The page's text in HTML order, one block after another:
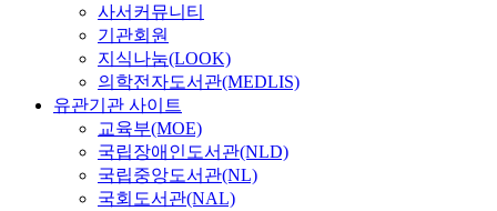
사서커뮤니티
기관회원
지식나눔(LOOK)
의학전자도서관(MEDLIS)
유관기관 사이트
교육부(MOE)
국립장애인도서관(NLD)
국립중앙도서관(NL)
국회도서관(NAL)